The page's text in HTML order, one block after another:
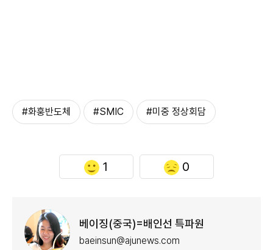
#화훙반도체 #SMIC #미중 정상회담
1 0
베이징(중국)=배인선 특파원
baeinsun@ajunews.com